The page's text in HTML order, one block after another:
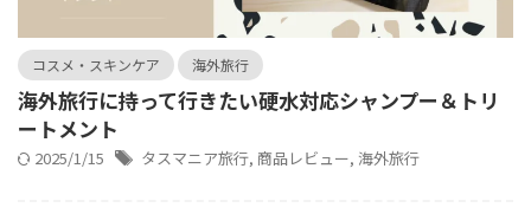
コスメ・スキンケア 海外旅行
海外旅行に持って行きたい硬水対応シャンプー＆トリ
ートメント
2025/1/15 タスマニア旅行, 商品レビュー, 海外旅行